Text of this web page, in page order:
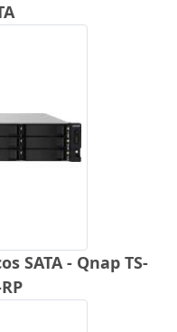
SATA - Qnap TS-